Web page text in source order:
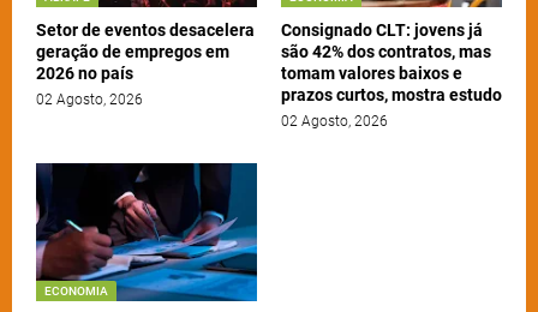
Setor de eventos desacelera
geração de empregos em
2026 no país
02 Agosto, 2026
Consignado CLT: jovens já
são 42% dos contratos, mas
tomam valores baixos e
prazos curtos, mostra estudo
02 Agosto, 2026
ECONOMIA